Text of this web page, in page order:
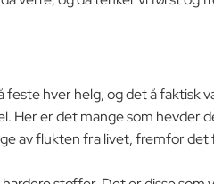
hver helg, og det å faktisk
Her er det mange som hevder
av flukten fra livet, fremfor det